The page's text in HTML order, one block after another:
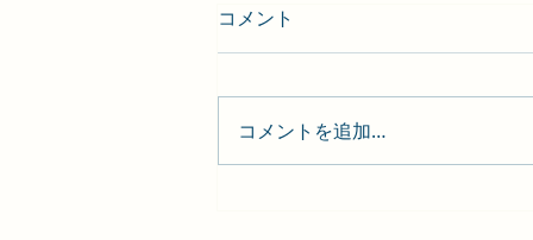
コメント
コメントを追加…